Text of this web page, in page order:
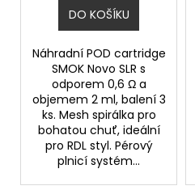
DO KOŠÍKU
Náhradní POD cartridge
SMOK Novo SLR s
odporem 0,6 Ω a
objemem 2 ml, balení 3
ks. Mesh spirálka pro
bohatou chuť, ideální
pro RDL styl. Pérový
plnicí systém...